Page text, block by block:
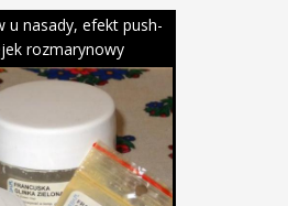
u nasady, efekt push-
rozmarynowy